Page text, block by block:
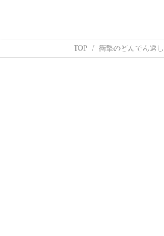
TOP 衝撃のどんでん返